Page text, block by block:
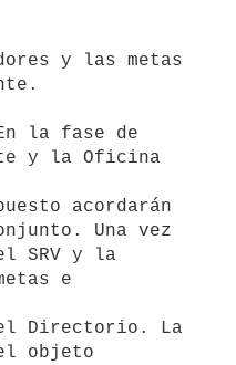
y las metas
la fase de
y la Oficina
acordarán
Una vez
SRV y la
e
el Directorio. La
objeto